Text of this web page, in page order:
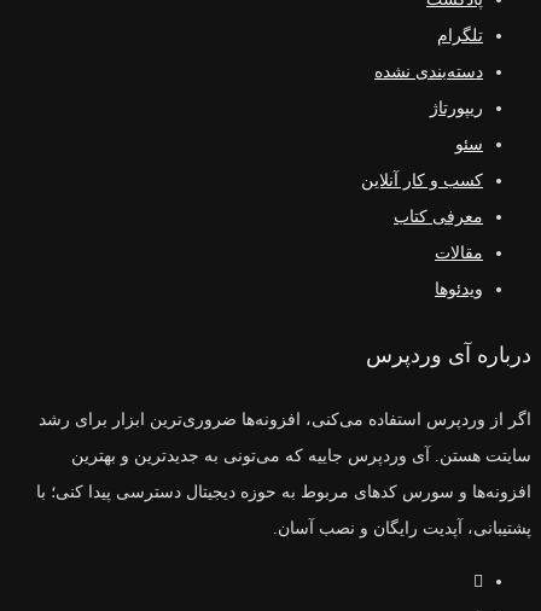
تلگرام
دسته‌بندی نشده
ریپورتاژ
سئو
کسب و کار آنلاین
معرفی کتاب
مقالات
ویدئوها
درباره آی وردپرس
اگر از وردپرس استفاده می‌کنی، افزونه‌ها ضروری‌ترین ابزار برای رشد
سایتت هستن. آی وردپرس جاییه که می‌تونی به جدیدترین و بهترین
افزونه‌ها و سورس‌ کدهای مربوط به حوزه دیجیتال دسترسی پیدا کنی؛ با
پشتیبانی، آپدیت رایگان و نصب آسان.